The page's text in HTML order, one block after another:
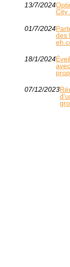
13/7/2024
City
01/7/2024
des
18/1/2024
07/12/2023